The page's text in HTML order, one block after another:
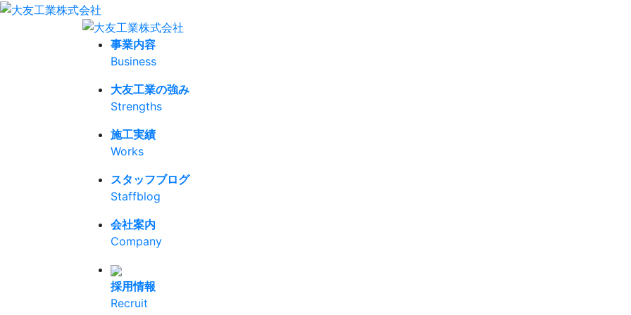
事業内容
Business
大友工業の強み
Strengths
施工実績
Works
スタッフブログ
Staffblog
会社案内
Company
採用情報
Recruit